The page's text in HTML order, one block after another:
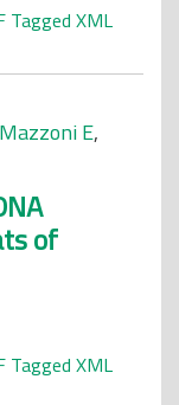
Tagged XML
Mazzoni E,
of
Tagged XML